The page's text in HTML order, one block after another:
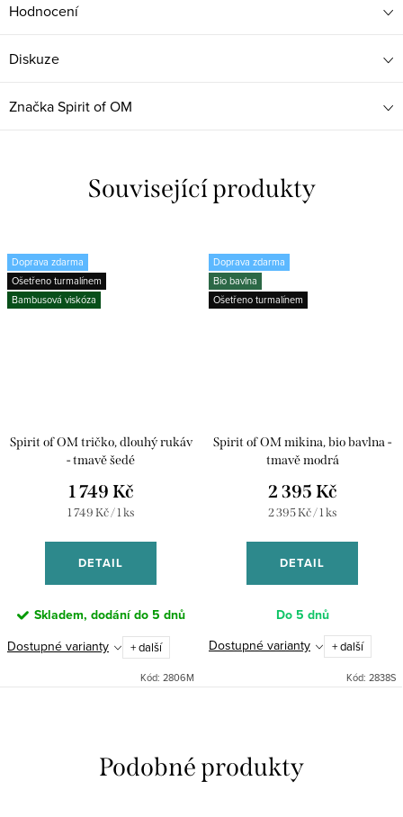
Hodnocení
Diskuze
ZnačkaSpirit of OM
Související produkty
Doprava zdarma
Ošetřeno turmalínem
Bambusová viskóza
Spirit of OM tričko, dlouhý rukáv
- tmavě šedé
1 749 Kč
Měrná
1 749 Kč / 1 ks
DETAIL
Skladem, dodání do 5 dnů
Dostupné varianty
+ další
Kód: 2806M
Doprava zdarma
Bio bavlna
Ošetřeno turmalínem
Spirit of OM mikina, bio bavlna -
tmavě modrá
2 395 Kč
Měrná
2 395 Kč / 1 ks
DETAIL
Do 5 dnů
Dostupné varianty
+ další
Kód: 2838S